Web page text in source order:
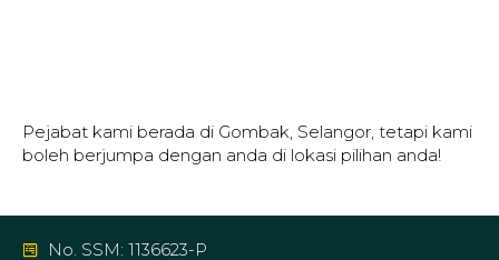
Pejabat kami berada di Gombak, Selangor, tetapi kami
boleh berjumpa dengan anda di lokasi pilihan anda!
No. SSM: 1136623-P